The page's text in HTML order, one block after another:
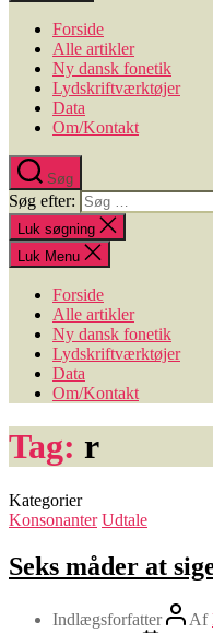
Forside
Alle artikler
Ny dansk fonetik
Lydskriftværktøjer
Data
Om/Kontakt
Søg
Søg efter:
Luk søgning
Luk Menu
Forside
Alle artikler
Ny dansk fonetik
Lydskriftværktøjer
Data
Om/Kontakt
Tag: r
Kategorier
Konsonanter Udtale
Seks måder at
Indlægsforfatter Af